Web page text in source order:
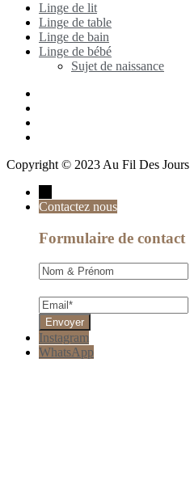
Linge de lit
Linge de table
Linge de bain
Linge de bébé
Sujet de naissance
Copyright © 2023 Au Fil Des Jours
Contactez nous
Formulaire de contact
Instagram
WhatsApp